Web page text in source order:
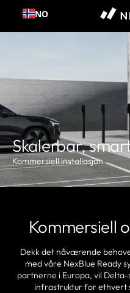
Hopp til innhold
NO
Skalerbar,
Kommersiell installasjon
Kommersiell
Dekk det nåværende
med våre NexBlue Ready
partnerne i Europa, vil
infrastruktur for ethvert